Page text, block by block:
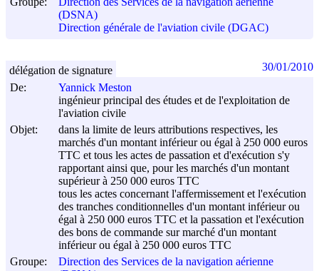
(DSNA)
Direction générale de l'aviation civile (DGAC)
De:
Yannick Meston
ingénieur principal des études et de l'exploitation de
l'aviation civile
Objet:
dans la limite de leurs attributions respectives, les
marchés d'un montant inférieur ou égal à 250 000 euros
TTC et tous les actes de passation et d'exécution s'y
rapportant ainsi que, pour les marchés d'un montant
supérieur à 250 000 euros TTC
tous les actes concernant l'affermissement et l'exécution
des tranches conditionnelles d'un montant inférieur ou
égal à 250 000 euros TTC et la passation et l'exécution
des bons de commande sur marché d'un montant
inférieur ou égal à 250 000 euros TTC
Groupe:
Direction des Services de la navigation aérienne
délégation de signature 30/01/2010